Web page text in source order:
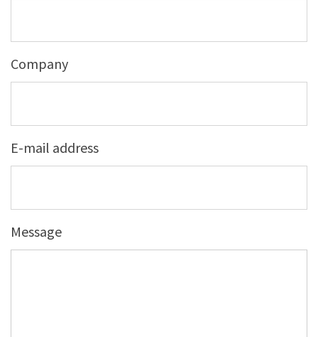
Company
E-mail address
Message